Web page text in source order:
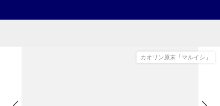
カオリン原末「マルイシ」